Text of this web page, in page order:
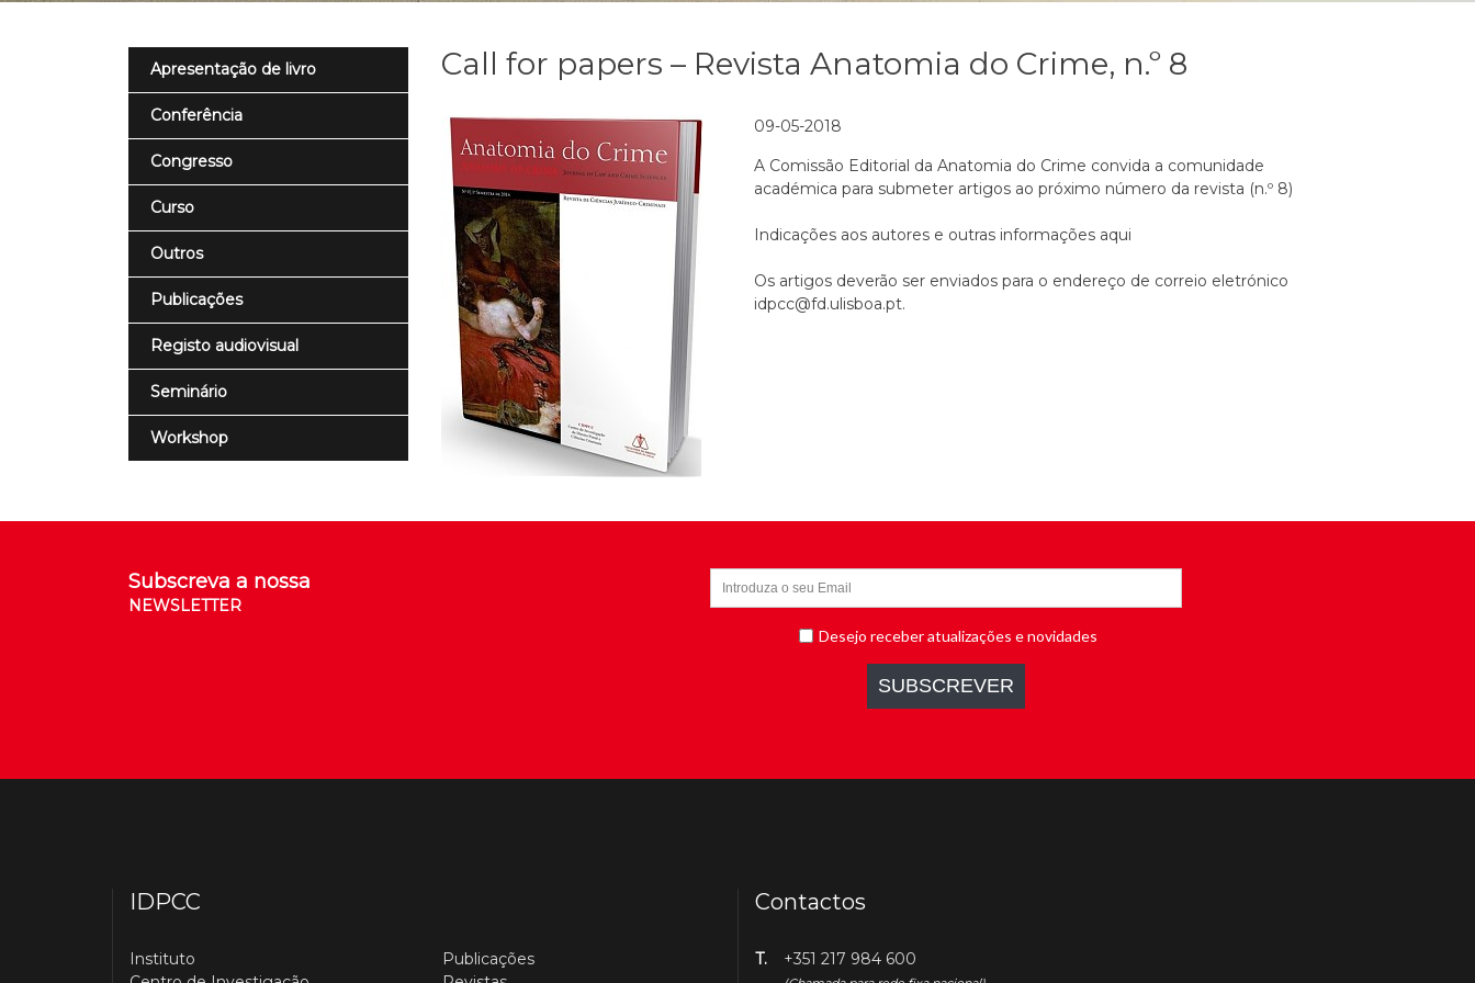
Apresentação de livro
Conferência
Congresso
Curso
Outros
Publicações
Registo audiovisual
Seminário
Workshop
Call for papers – Revista Anatomia do Crime, n.º 8
09-05-2018
A Comissão Editorial da Anatomia do Crime convida a comunidade
académica para submeter artigos ao próximo número da revista (n.º 8)
Indicações aos autores e outras informações aqui
Os artigos deverão ser enviados para o endereço de correio eletrónico
idpcc@fd.ulisboa.pt.
Subscreva a nossa
NEWSLETTER
IDPCC
Instituto
Publicações
Contactos
T. +351 217 984 600